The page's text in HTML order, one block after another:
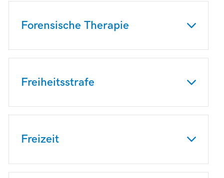
Forensische Therapie
Freiheitsstrafe
Freizeit